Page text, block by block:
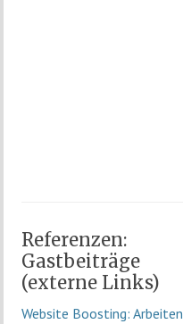
Referenzen:
Gastbeiträge
(externe Links)
Website Boosting: Arbeiten